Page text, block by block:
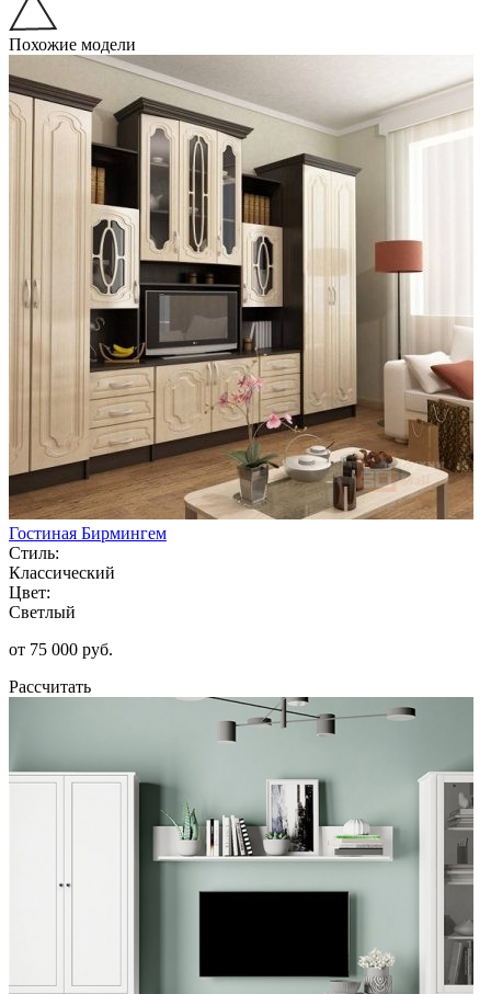
Похожие модели
Гостиная Бирмингем
Стиль:
Классический
Цвет:
Светлый
от 75 000 руб.
Рассчитать